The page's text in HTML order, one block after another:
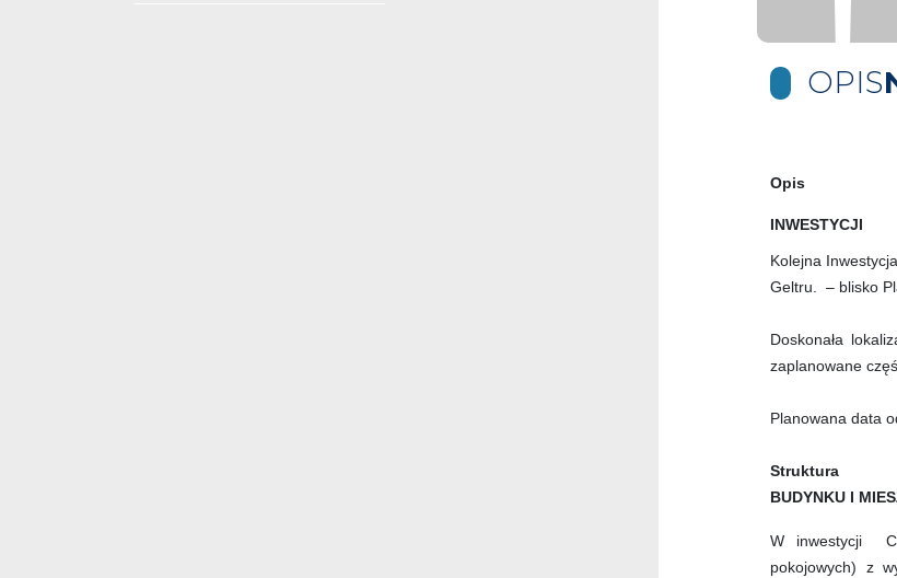
OPIS
Opis
INWESTYCJI
Kolejna
Geltru. – blisko
Doskonała
zaplanowane
Planowana data
Struktura
BUDYNKU I
W inwestycji
pokojowych) z